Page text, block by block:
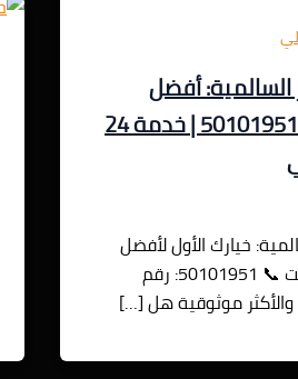
أفضل
تكسي في الكويت 50101951 | خدمة 24
خيارك الأول لأفضل
خدمة تكسي في الكويت 📞 50101951: رقم
موثوقية هل […]